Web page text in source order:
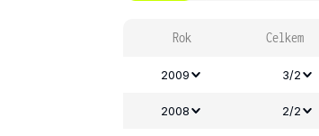
Rok Celkem
2009 3/2
2008 2/2